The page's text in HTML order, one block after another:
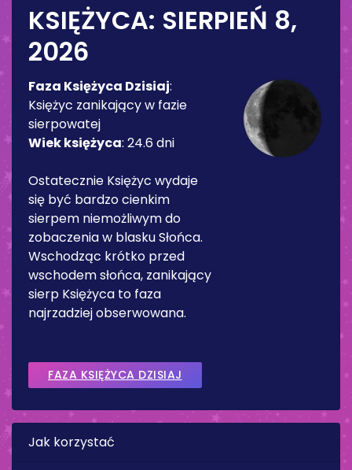
KSIĘŻYCA: SIERPIEŃ 8,
2026
Faza Księżyca Dzisiaj:
Księżyc zanikający w fazie
sierpowatej
Wiek księżyca: 24.6 dni
Ostatecznie Księżyc wydaje
się być bardzo cienkim
sierpem niemożliwym do
zobaczenia w blasku Słońca.
Wschodząc krótko przed
wschodem słońca, zanikający
sierp Księżyca to faza
najrzadziej obserwowana.
FAZA KSIĘŻYCA DZISIAJ
Jak korzystać